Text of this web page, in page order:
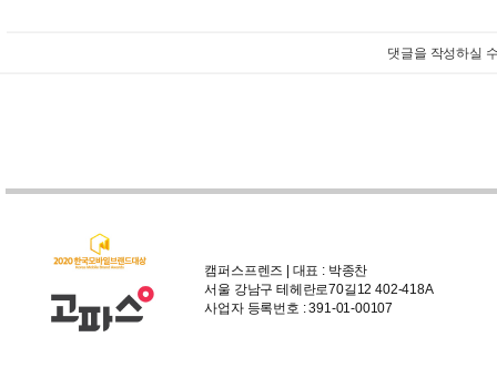
댓글을 작성하실
캠퍼스프렌즈 | 대표 : 박종찬
서울 강남구 테헤란로70길12 402-418A
사업자 등록번호 : 391-01-00107